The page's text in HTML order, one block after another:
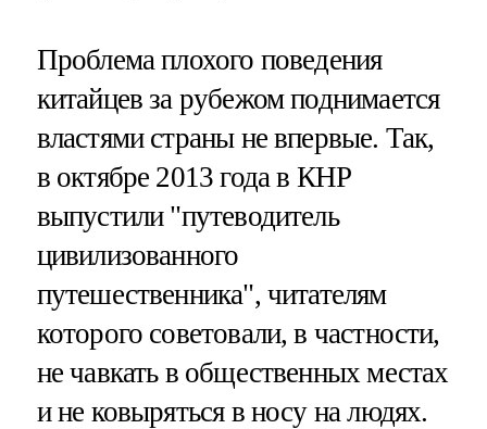
Проблема плохого поведения
китайцев за рубежом поднимается
властями страны не впервые. Так,
в октябре 2013 года в КНР
выпустили "путеводитель
цивилизованного
путешественника", читателям
которого советовали, в частности,
не чавкать в общественных местах
и не ковыряться в носу на людях.